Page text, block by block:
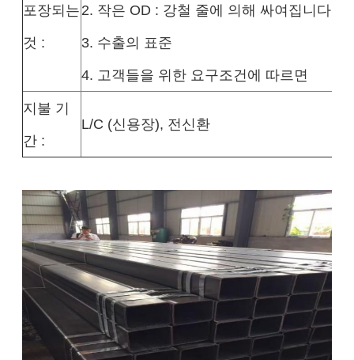
포장되는
것 :
2. 작은 OD : 강철 줄에 의해 싸여집니다
3. 수출의 표준
4. 고객들을 위한 요구조건에 따르면
지불 기
간 :
L/C (신용장), 전신환